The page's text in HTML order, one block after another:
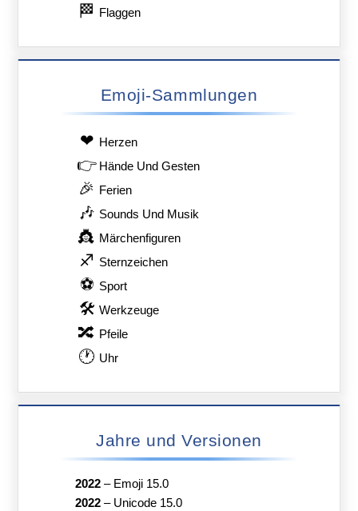
🏁 Flaggen
Emoji-Sammlungen
❤ Herzen
👉 Hände Und Gesten
🎉 Ferien
🎶 Sounds Und Musik
👸 Märchenfiguren
♐ Sternzeichen
⚽ Sport
🛠 Werkzeuge
🔀 Pfeile
🕐 Uhr
Jahre und Versionen
2022– Emoji 15.0
2022– Unicode 15.0